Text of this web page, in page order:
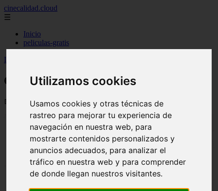
Utilizamos cookies
Usamos cookies y otras técnicas de
rastreo para mejorar tu experiencia de
navegación en nuestra web, para
mostrarte contenidos personalizados y
anuncios adecuados, para analizar el
tráfico en nuestra web y para comprender
de donde llegan nuestros visitantes.
cinecalidad.cloud
☰
Inicio
peliculas-gratis
Inicio
Círculo ᐉ Final Explicado
📅 13/02/2026